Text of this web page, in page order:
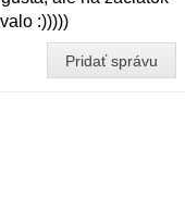
:)))))
Pridať správu